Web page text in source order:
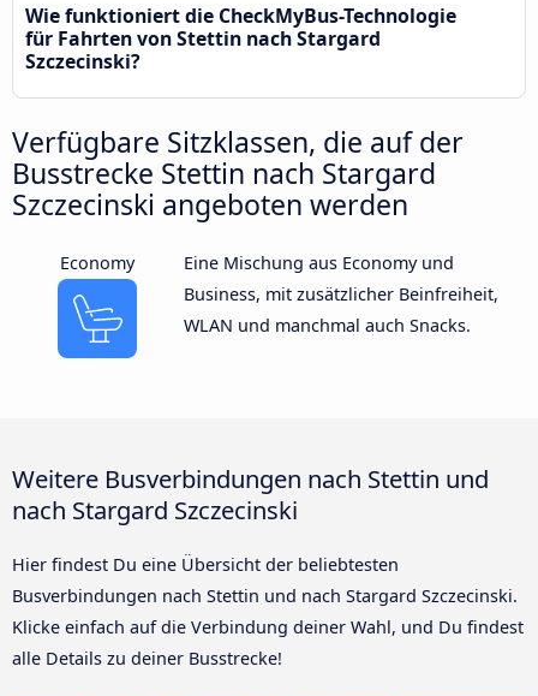
Wie funktioniert die CheckMyBus-Technologie
für Fahrten von Stettin nach Stargard
Szczecinski?
Verfügbare Sitzklassen, die auf der
Busstrecke Stettin nach Stargard
Szczecinski angeboten werden
Economy
Eine Mischung aus Economy und
Business, mit zusätzlicher Beinfreiheit,
WLAN und manchmal auch Snacks.
Weitere Busverbindungen nach Stettin und
nach Stargard Szczecinski
Hier findest Du eine Übersicht der beliebtesten
Busverbindungen nach Stettin und nach Stargard Szczecinski.
Klicke einfach auf die Verbindung deiner Wahl, und Du findest
alle Details zu deiner Busstrecke!